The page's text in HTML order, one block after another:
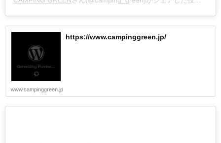
https://www.campinggreen.jp/
www.campinggreen.jp